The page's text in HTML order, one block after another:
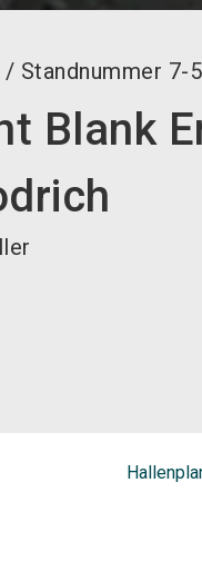
/ Standnummer 7-
Blank